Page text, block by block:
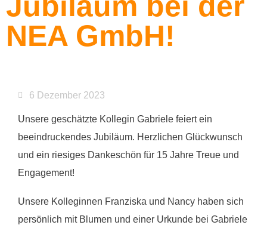
NEA GmbH!
6 Dezember 2023
Unsere geschätzte Kollegin Gabriele feiert ein
beeindruckendes Jubiläum. Herzlichen Glückwunsch
und ein riesiges Dankeschön für 15 Jahre Treue und
Engagement!
Unsere Kolleginnen Franziska und Nancy haben sich
persönlich mit Blumen und einer Urkunde bei Gabriele